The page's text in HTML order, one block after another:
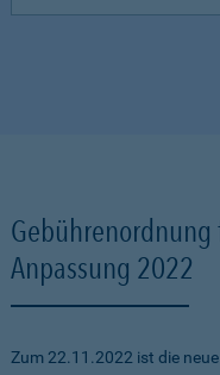
Gebührenordnung
Anpassung 2022
Zum 22.11.2022 ist die